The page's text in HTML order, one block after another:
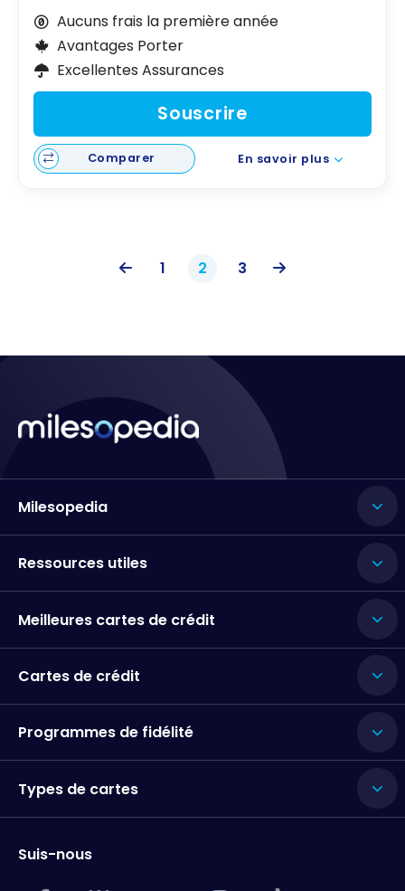
Aucuns frais la première année
Avantages Porter
Excellentes Assurances
Souscrire
Comparer En savoir plus
1 2 3
Milesopedia
Ressources utiles
Meilleures cartes de crédit
Cartes de crédit
Programmes de fidélité
Types de cartes
Suis-nous